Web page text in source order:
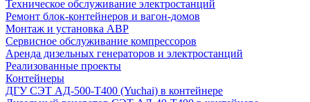
Техническое обслуживание электростанций
Ремонт блок-контейнеров и вагон-домов
Монтаж и установка АВР
Сервисное обслуживание компрессоров
Аренда дизельных генераторов и электростанций
Реализованные проекты
Контейнеры
ДГУ СЭТ АД-500-Т400 (Yuchai) в контейнере